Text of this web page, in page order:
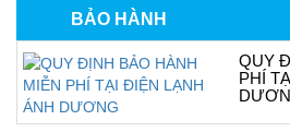
BẢO HÀNH
QUY
PHÍ